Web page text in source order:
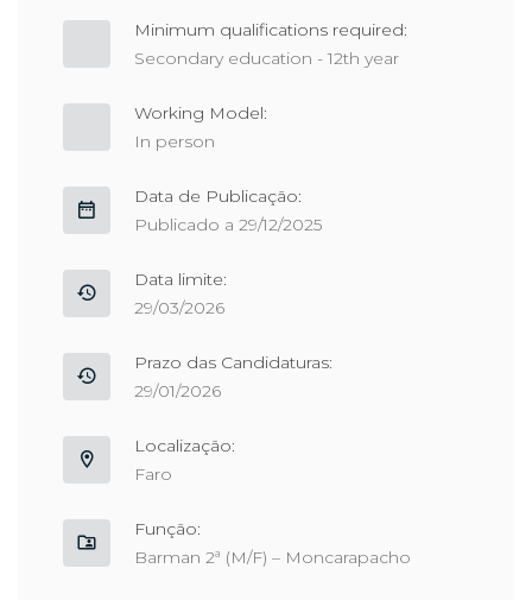
Minimum qualifications required:
Secondary education - 12th year
Working Model:
In person
Data de Publicação:
Publicado a 29/12/2025
Data limite:
29/03/2026
Prazo das Candidaturas:
29/01/2026
Localização:
Faro
Função:
Barman 2ª (M/F) – Moncarapacho